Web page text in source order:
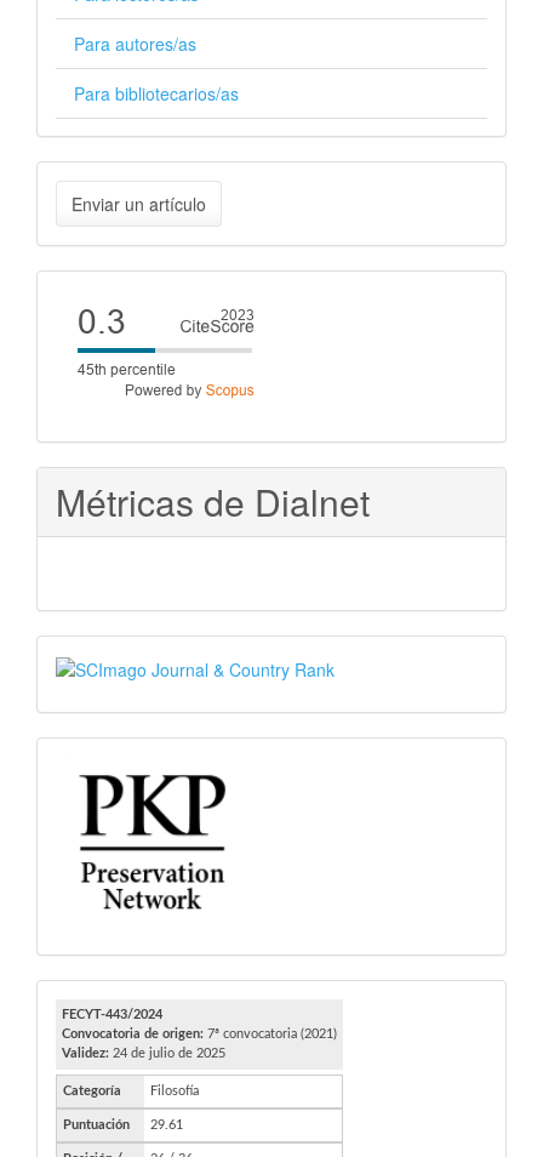
Para autores/as
Para bibliotecarios/as
Enviar
un
artículo
Enviar un artículo
Cite
score
Métricas de Dialnet
SJR
PKP
FECYT